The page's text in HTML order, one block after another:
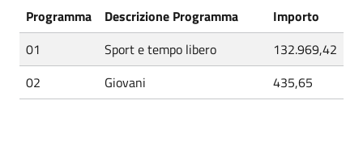
Programma Descrizione Programma
Importo
01
Sport e tempo libero
132.969,42
02
Giovani 435,65